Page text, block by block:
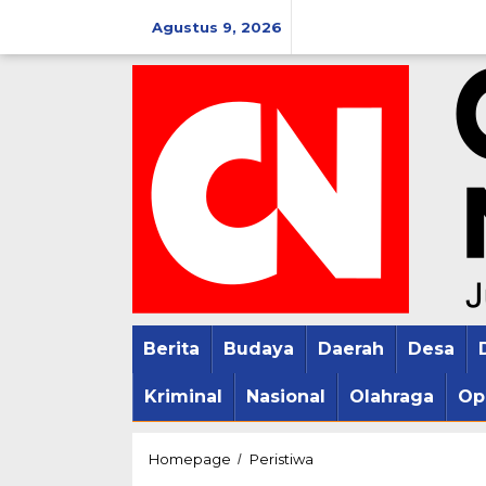
konten
Agustus 9, 2026
Berita Budaya Daerah Desa
Kriminal Nasional Olahraga
Homepage / Peristiwa